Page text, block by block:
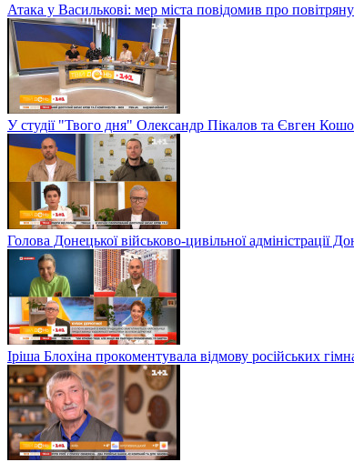
Атака у Василькові: мер міста повідомив про
У студії "Твого дня" Олександр Пікалов та Євген
Голова Донецької військово-цивільної адміністрації
Іріша Блохіна прокоментувала відмову російських